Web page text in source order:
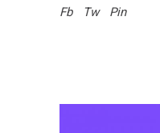
Fb
Tw Pin